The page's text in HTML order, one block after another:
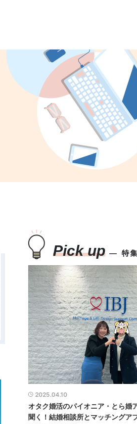
Pick up ― 特
2025.04.10
オタク婚活のパイオニア・とら婚
聞く！結婚相談所とマッチングア